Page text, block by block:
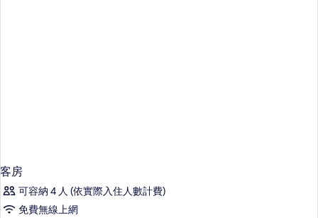
Shower)
的
所
Shower)
詳
情
客房
可容納 4 人 (依實際入住人數計費)
免費無線上網